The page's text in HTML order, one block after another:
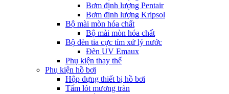
Bơm định lượng Pentair
Bơm định lượng Kripsol
Bộ mài mòn hóa chất
Bộ mài mòn hóa chất
Bộ đèn tia cực tím xử lý nước
Đèn UV Emaux
Phụ kiện thay thế
Phụ kiện hồ bơi
Hộp đựng thiết bị hồ bơi
Tấm lót mương tràn